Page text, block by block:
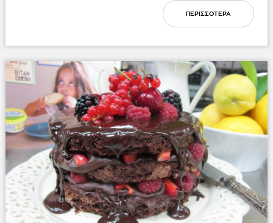
ΠΕΡΙΣΣΟΤΕΡΑ